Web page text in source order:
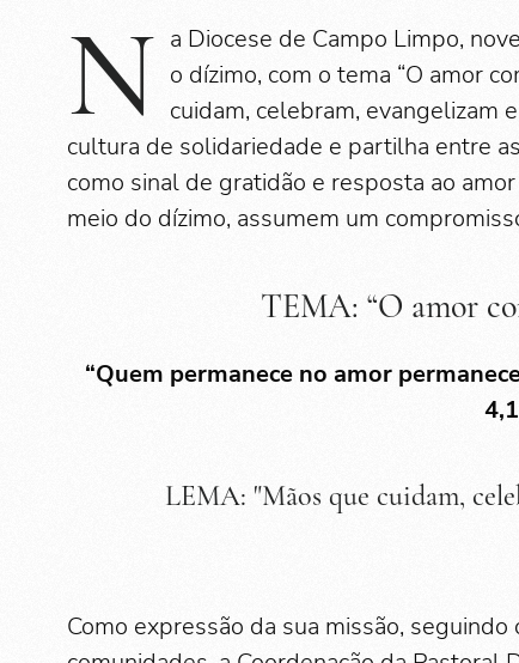
N a Diocese de Campo Limpo,
o dízimo, com o tema “O amor
cuidam, celebram, evangelizam
cultura de solidariedade e partilha entre
como sinal de gratidão e resposta ao
meio do dízimo, assumem um
TEMA: “O amor
“Quem permanece no amor
LEMA: "Mãos que cuidam,
Como expressão da sua missão,